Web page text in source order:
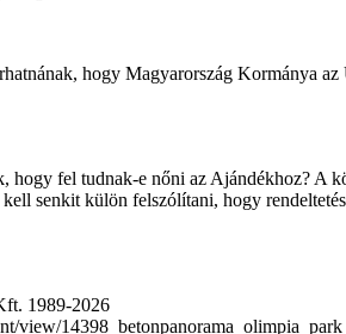
hogy Magyarország Kormánya
hogy fel tudnak-e nőni az Ajándékhoz? A
senkit külön felszólítani, hogy
1989-2026
view/14398_betonpanorama_olimpia_park